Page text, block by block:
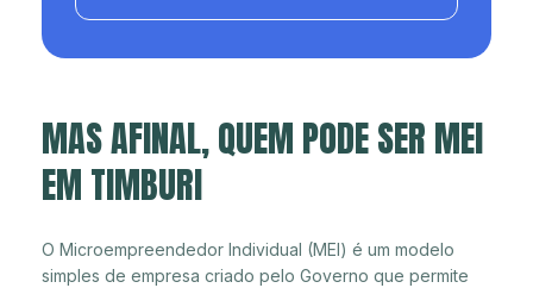
MAS AFINAL, QUEM PODE SER MEI
EM TIMBURI
O Microempreendedor Individual (MEI) é um modelo
simples de empresa criado pelo Governo que permite